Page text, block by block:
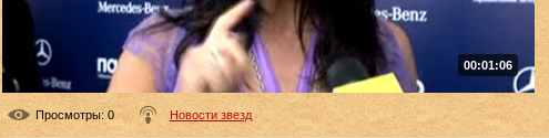
00:01:06
Просмотры: 0 Новости звезд